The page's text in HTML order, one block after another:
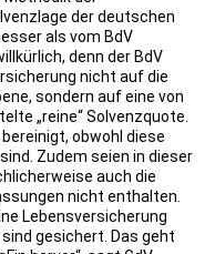
der deutschen
als vom BdV
denn der BdV
nicht auf die
sondern auf eine von
„reine“ Solvenzquote.
obwohl diese
Zudem seien in dieser
auch die
nicht enthalten.
Lebensversicherung
gesichert. Das geht